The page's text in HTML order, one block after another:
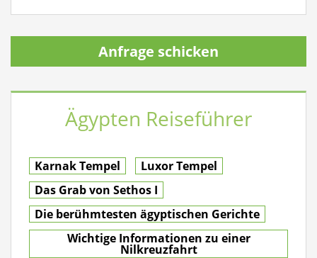
Anfrage schicken
Ägypten Reiseführer
Karnak Tempel
Luxor Tempel
Das Grab von Sethos I
Die berühmtesten ägyptischen Gerichte
Wichtige Informationen zu einer
Nilkreuzfahrt